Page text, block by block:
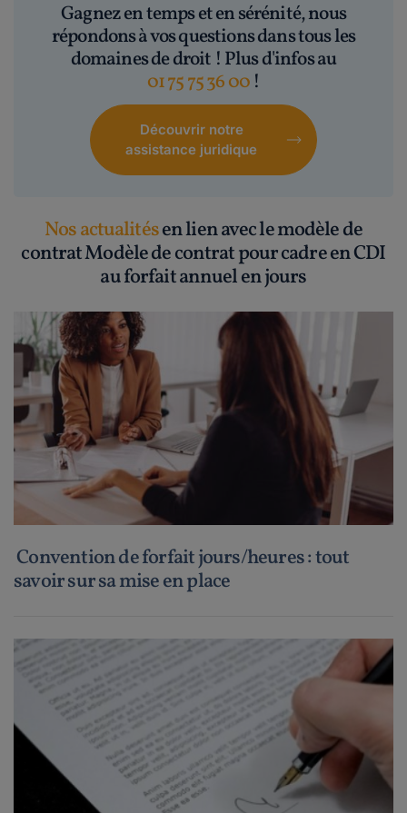
Gagnez en temps et en sérénité, nous
répondons à vos questions dans tous les
domaines de droit ! Plus d'infos au
01 75 75 36 00 !
Découvrir notre
assistance juridique
Nos actualitésen lien avec le modèle de
contrat Modèle de contrat pour cadre en CDI
au forfait annuel en jours
Convention de forfait jours/heures : tout
savoir sur sa mise en place